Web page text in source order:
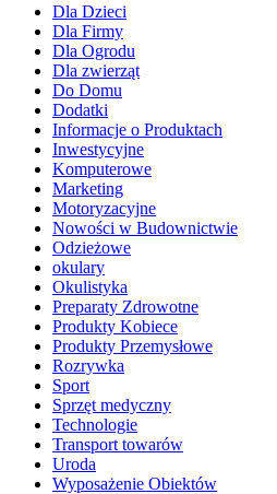
Dla Dzieci
Dla Firmy
Dla Ogrodu
Dla zwierząt
Do Domu
Dodatki
Informacje o Produktach
Inwestycyjne
Komputerowe
Marketing
Motoryzacyjne
Nowości w Budownictwie
Odzieżowe
okulary
Okulistyka
Preparaty Zdrowotne
Produkty Kobiece
Produkty Przemysłowe
Rozrywka
Sport
Sprzęt medyczny
Technologie
Transport towarów
Uroda
Wyposażenie Obiektów